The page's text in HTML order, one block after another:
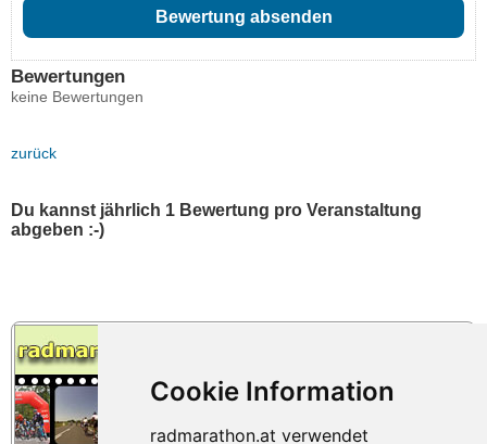
Bewertungen
keine Bewertungen
zurück
Du kannst jährlich 1 Bewertung pro Veranstaltung
abgeben :-)